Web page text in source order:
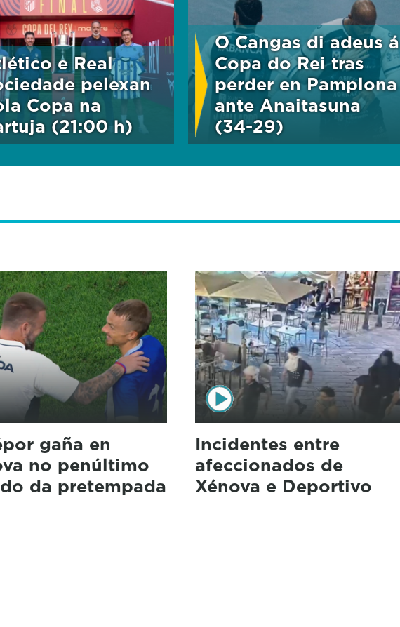
e Real
pelexan
Copa na
(21:00 h)
O Cangas di adeus á
Copa do Rei tras
perder en Pamplona
ante Anaitasuna
(34-29)
gaña en
no penúltimo
da pretempada
Incidentes entre
afeccionados de
Xénova e Deportivo